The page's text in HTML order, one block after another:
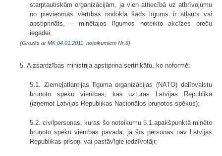
starptautiskām organizācijām, ja vien attiecībā uz atbrīvojumu
no pievienotās vērtības nodokļa šāds līgums ir atļauts vai
apstiprināts, – minētajos līgumos noteikto akcīzes preču
iegādei.
(Grozīts ar MK04.01.2011. noteikumiem Nr.6)
5. Aizsardzības ministrija apstiprina sertifikātu, ko noformē:
5.1. Ziemeļatlantijas līguma organizācijas (NATO) dalībvalstu
bruņoto spēku vienības, kas uzturas Latvijas Republikā
(izņemot Latvijas Republikas Nacionālos bruņotos spēkus);
5.2. civilpersonas, kuras šo noteikumu 5.1.apakšpunktā minēto
bruņoto spēku vienības pavada, ja šīs personas nav Latvijas
Republikas pilsoņi vai pastāvīgie iedzīvotāji;